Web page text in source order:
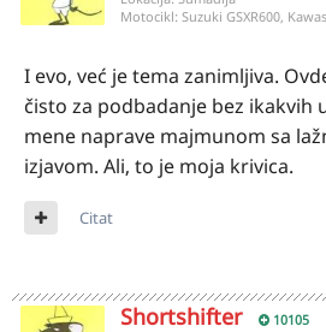
Motocikl: Suzuki GSXR600,
I evo, već je tema zanimljiva.
čisto za podbadanje bez ikakvih
mene naprave majmunom sa
izjavom. Ali, to je moja krivica.
Citat
Shortshifter 10105